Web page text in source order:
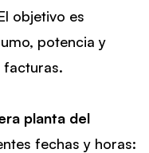
objetivo es
potencia y
facturas.
planta del
fechas y horas: